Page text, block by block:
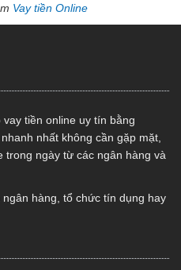
Vay tiền Online
tiền online uy tín bằng
nhất không cần gặp mặt,
trong ngày từ các ngân hàng và
hàng, tổ chức tín dụng hay